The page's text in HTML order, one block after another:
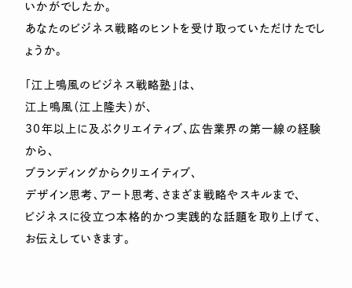
いかがでしたか。
あなたのビジネス戦略のヒントを受け取っていただけたでし
ょうか。
「江上鳴風のビジネス戦略塾」は、
江上鳴風（江上隆夫）が、
30年以上に及ぶクリエイティブ、広告業界の第一線の経験
から、
ブランディングからクリエイティブ、
デザイン思考、アート思考、さまざま戦略やスキルまで、
ビジネスに役立つ本格的かつ実践的な話題を取り上げて、
お伝えしていきます。